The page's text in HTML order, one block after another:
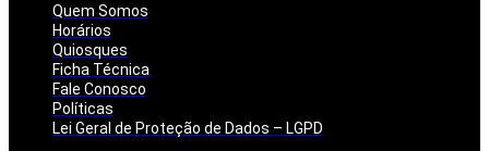
Quem Somos
Horários
Quiosques
Ficha Técnica
Fale Conosco
Políticas
Lei Geral de Proteção de Dados – LGPD